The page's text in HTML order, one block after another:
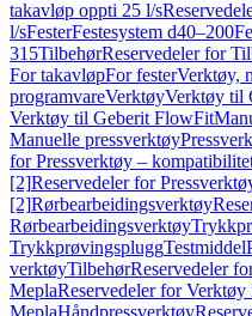
takavløp oppti 25 l/s
l/sFesterFestesystem d40–200
315TilbehørReservedeler for
For takavløpFor festerVerktøy,
programvareVerktøyVerktøy til
Verktøy til Geberit FlowFit
Manuelle pressverktøy
for Pressverktøy –
[2]Reservedeler for
[2]Rørbearbeidingsverktøy
Rørbearbeidingsverktøy
TrykkprøvingspluggTestmiddel
verktøyTilbehørReservedeler
MeplaReservedeler for
MeplaHåndpressverktøy